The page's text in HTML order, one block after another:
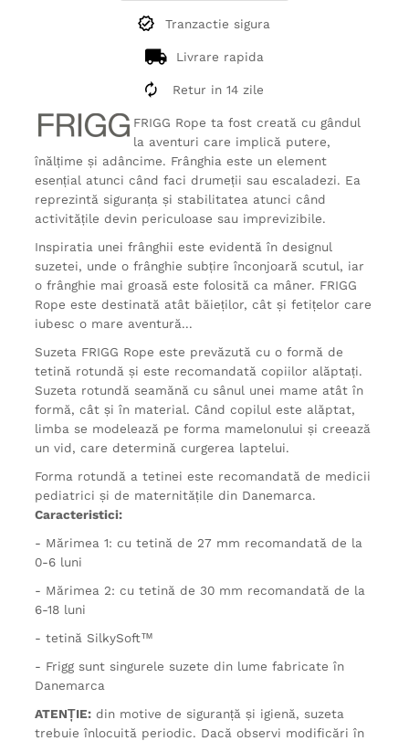
Tranzactie sigura
Livrare rapida
Retur in 14 zile
FRIGG Rope ta fost creată cu gândul
la aventuri care implică putere,
înălțime și adâncime. Frânghia este un element
esențial atunci când faci drumeții sau escaladezi. Ea
reprezintă siguranța și stabilitatea atunci când
activitățile devin periculoase sau imprevizibile.
Inspiratia unei frânghii este evidentă în designul
suzetei, unde o frânghie subțire înconjoară scutul, iar
o frânghie mai groasă este folosită ca mâner. FRIGG
Rope este destinată atât băieților, cât și fetițelor care
iubesc o mare aventură...
Suzeta FRIGG Rope este prevăzută cu o formă de
tetină rotundă și este recomandată copiilor alăptați.
Suzeta rotundă seamănă cu sânul unei mame atât în
formă, cât și în material. Când copilul este alăptat,
limba se modelează pe forma mamelonului și creează
un vid, care determină curgerea laptelui.
Forma rotundă a tetinei este recomandată de medicii
pediatrici și de maternitățile din Danemarca.
Caracteristici:
- Mărimea 1: cu tetină de 27 mm recomandată de la
0-6 luni
- Mărimea 2: cu tetină de 30 mm recomandată de la
6-18 luni
- tetină SilkySoft™
- Frigg sunt singurele suzete din lume fabricate în
Danemarca
ATENȚIE: din motive de siguranță și igienă, suzeta
trebuie înlocuită periodic. Dacă observi modificări în